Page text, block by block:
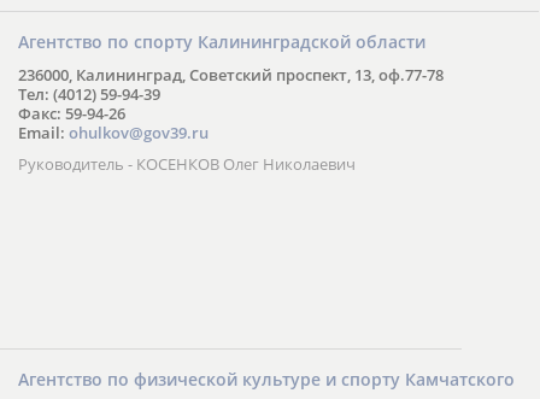
Агентство по спорту Калининградской области
236000, Калининград, Советский проспект, 13, оф.77-78
Тел: (4012) 59-94-39
Факс: 59-94-26
Email: ohulkov@gov39.ru
Руководитель - КОСЕНКОВ Олег Николаевич
Агентство по физической культуре и спорту Камчатского